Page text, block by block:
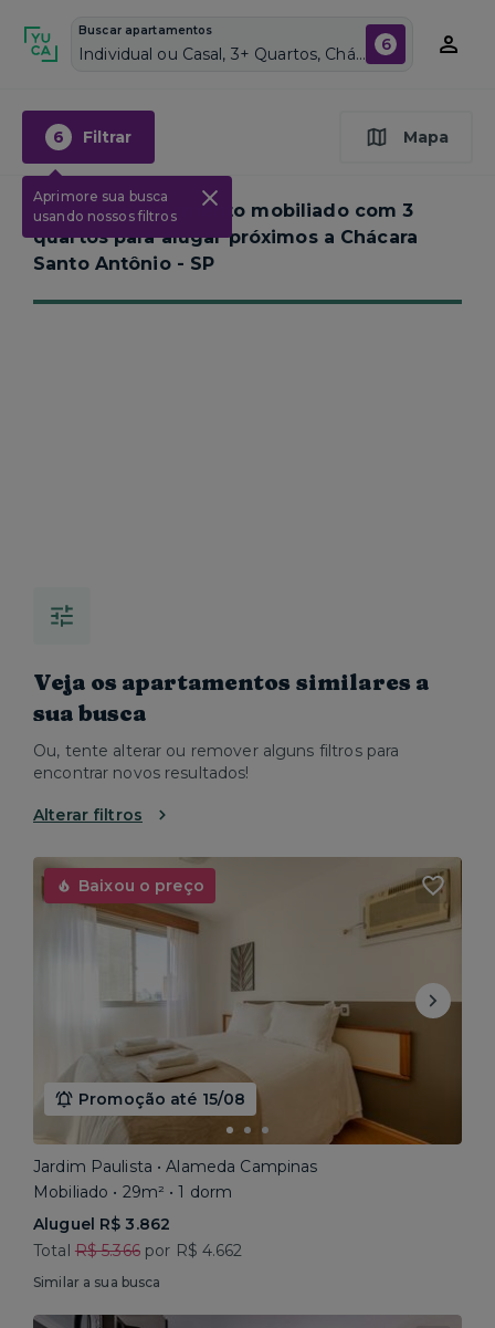
Buscar apartamentos
Individual ou Casal, 3+ Quartos, Chácara Santo Antônio, Vagas de garagem: Sim, Mobiliado, Piscina 6
6 Filtrar
Aprimore sua busca
usando nossos filtros
Mapa
Nenhum apartamento mobiliado com 3
quartos para alugar próximos a Chácara
Santo Antônio - SP
Veja os apartamentos similares a
sua busca
Ou, tente alterar ou remover alguns filtros para
encontrar novos resultados!
Alterar filtros
Baixou o preço
Promoção até 15/08
Jardim Paulista • Alameda Campinas
Mobiliado • 29m² • 1 dorm
Aluguel R$ 3.862
Total R$ 5.366por R$ 4.662
Similar a sua busca